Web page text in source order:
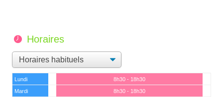
Horaires
Lundi
8h30 - 18h30
Mardi
8h30 - 18h30